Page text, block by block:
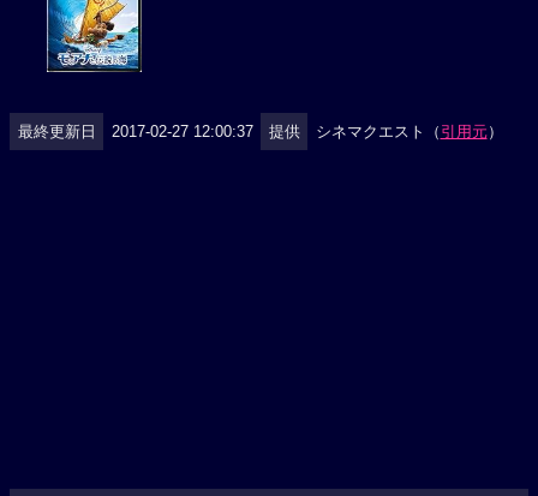
最終更新日 2017-02-27 12:00:37 提供 シネマクエスト（ 引用元）